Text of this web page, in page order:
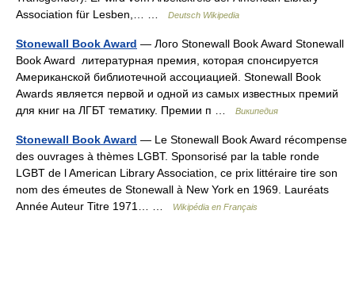
Association für Lesben,… …
Deutsch Wikipedia
Stonewall Book Award — Лого Stonewall Book Award Stonewall
Book Award литературная премия, которая спонсируется
Американской библиотечной ассоциацией. Stonewall Book
Awards является первой и одной из самых известных премий
для книг на ЛГБТ тематику. Премии п …
Википедия
Stonewall Book Award — Le Stonewall Book Award récompense
des ouvrages à thèmes LGBT. Sponsorisé par la table ronde
LGBT de l American Library Association, ce prix littéraire tire son
nom des émeutes de Stonewall à New York en 1969. Lauréats
Année Auteur Titre 1971… …
Wikipédia en Français